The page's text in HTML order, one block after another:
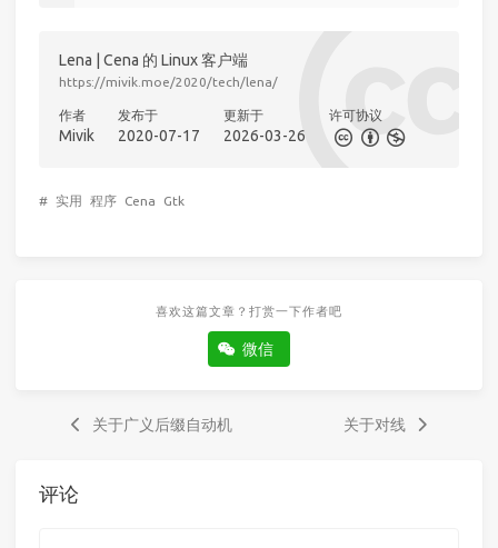
Lena | Cena 的 Linux 客户端
https://mivik.moe/2020/tech/lena/
作者
Mivik
发布于
2020-07-17
更新于
2026-03-26
许可协议
# 实用 程序 Cena Gtk
喜欢这篇文章？打赏一下作者吧
微信
关于广义后缀自动机 关于对线
评论